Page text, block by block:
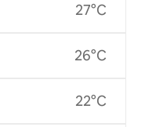
27°C
26°C
22°C